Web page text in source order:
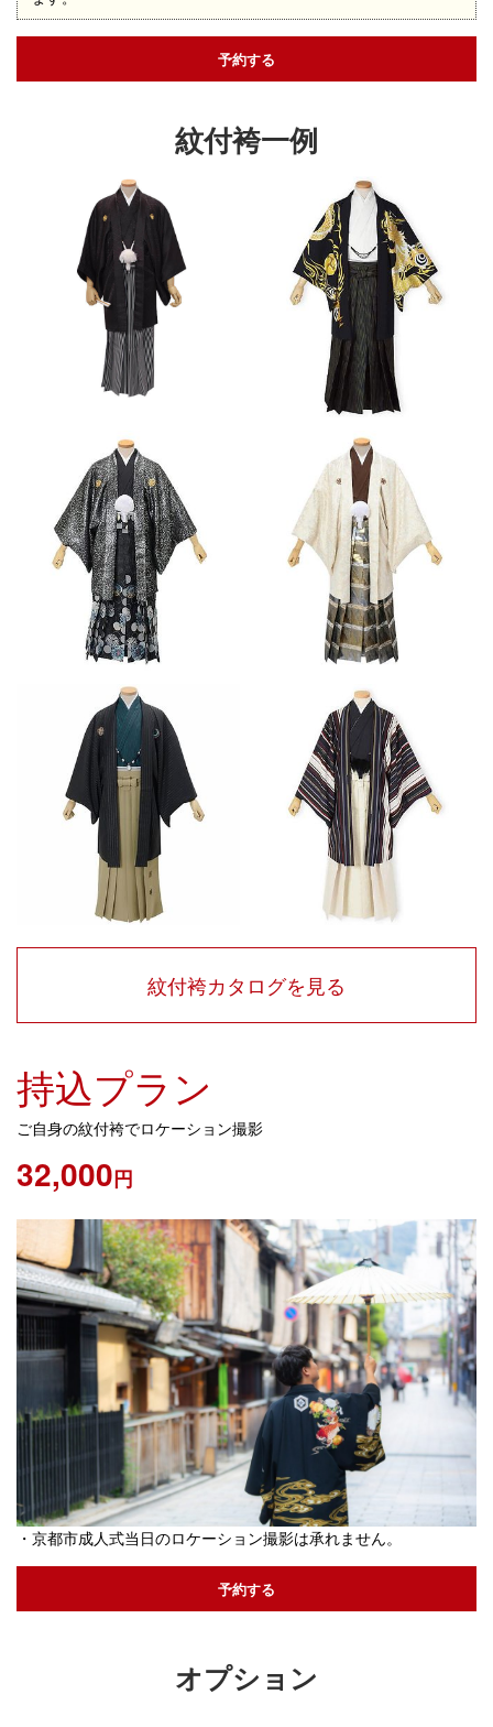
予約する
紋付袴一例
紋付袴カタログを見る
持込プラン
​ご自身の紋付袴でロケーション撮影
32,000円
・京都市成人式当日のロケーション撮影は承れません。​​​​​​​
予約する
オプション